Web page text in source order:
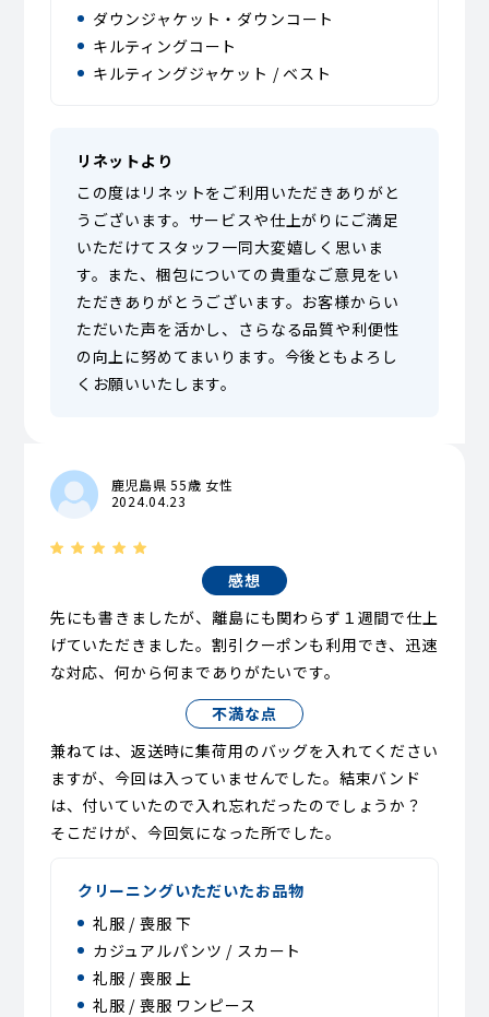
ダウンジャケット・ダウンコート
キルティングコート
キルティングジャケット / ベスト
リネットより
この度はリネットをご利用いただきありがと
うございます。サービスや仕上がりにご満足
いただけてスタッフ一同大変嬉しく思いま
す。また、梱包についての貴重なご意見をい
ただきありがとうございます。お客様からい
ただいた声を活かし、さらなる品質や利便性
の向上に努めてまいります。今後ともよろし
くお願いいたします。
鹿児島県 55歳 女性
2024.04.23
感想
先にも書きましたが、離島にも関わらず１週間で仕上
げていただきました。割引クーポンも利用でき、迅速
な対応、何から何までありがたいです。
不満な点
兼ねては、返送時に集荷用のバッグを入れてください
ますが、今回は入っていませんでした。結束バンド
は、付いていたので入れ忘れだったのでしょうか？
そこだけが、今回気になった所でした。
クリーニングいただいたお品物
礼服 / 喪服 下
カジュアルパンツ / スカート
礼服 / 喪服 上
礼服 / 喪服 ワンピース